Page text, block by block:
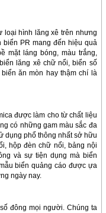
loại hình lăng xê trên nhưng
biển PR mang đến hiệu quả
mặt láng bóng, màu trắng,
lăng xê chữ nổi, biển số
ăn mòn hay thậm chí là
được làm cho từ chất liệu
có những gam màu sắc đa
dụng phổ thông nhất sở hữu
hộp đèn chữ nổi, bảng nội
và sự tiện dụng mà biển
biển quảng cáo được ựa
ngày nay.
đông mọi người. Chúng ta